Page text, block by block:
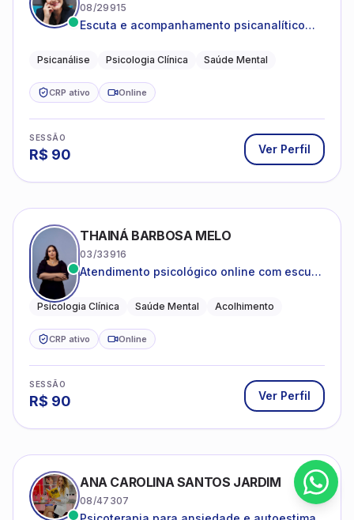
08/29915
Escuta e acompanhamento psicanalítico
Psicanálise Psicologia Clínica Saúde Mental
CRP ativo Online
SESSÃO
R$ 90 Ver Perfil
THAINÁ BARBOSA MELO
03/33916
Atendimento psicológico online com escuta
emocional
Psicologia Clínica Saúde Mental Acolhimento
CRP ativo Online
SESSÃO
R$ 90 Ver Perfil
ANA CAROLINA SANTOS JARDIM
08/47307